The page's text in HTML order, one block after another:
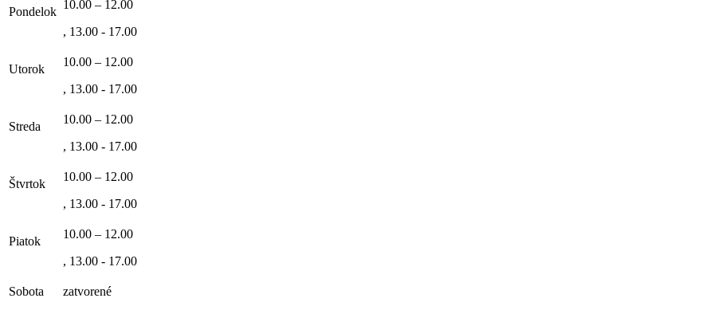
Pondelok
10.00 – 12.00
, 13.00 - 17.00
Utorok
10.00 – 12.00
, 13.00 - 17.00
Streda
10.00 – 12.00
, 13.00 - 17.00
Štvrtok
10.00 – 12.00
, 13.00 - 17.00
Piatok
10.00 – 12.00
, 13.00 - 17.00
Sobota zatvorené